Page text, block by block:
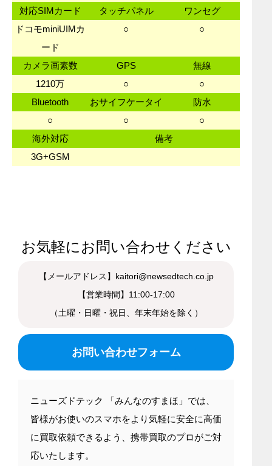
対応SIMカード
タッチパネル
ワンセグ
ドコモminiUIMカ
ード
○ ○
カメラ画素数 GPS
無線
1210万
○
○
Bluetooth
おサイフケータイ
防水
○
○
○
海外対応
備考
3G+GSM
お気軽にお問い合わせください
【メールアドレス】kaitori@newsedtech.co.jp
【営業時間】11:00-17:00
（土曜・日曜・祝日、年末年始を除く）
お問い合わせフォーム
ニューズドテック 「みんなのすまほ」では、
皆様がお使いのスマホをより気軽に安全に高価
に買取依頼できるよう、携帯買取のプロがご対
応いたします。